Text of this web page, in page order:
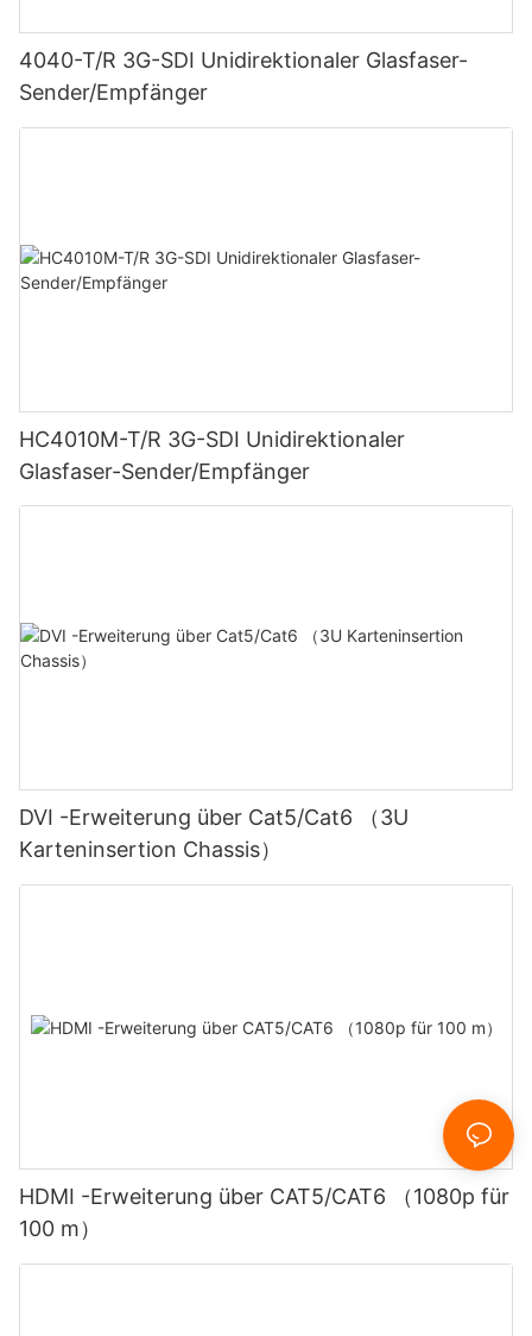
4040-T/R 3G-SDI Unidirektionaler Glasfaser-
Sender/Empfänger
HC4010M-T/R 3G-SDI Unidirektionaler
Glasfaser-Sender/Empfänger
DVI -Erweiterung über Cat5/Cat6 （3U
Karteninsertion Chassis）
HDMI -Erweiterung über CAT5/CAT6 （1080p für
100 m）